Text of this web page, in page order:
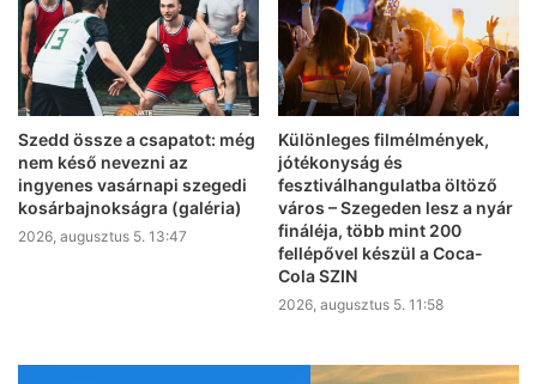
Szedd össze a csapatot: még
nem késő nevezni az
ingyenes vasárnapi szegedi
kosárbajnokságra (galéria)
2026, augusztus 5. 13:47
Különleges filmélmények,
jótékonyság és
fesztiválhangulatba öltöző
város – Szegeden lesz a nyár
fináléja, több mint 200
fellépővel készül a Coca-
Cola SZIN
2026, augusztus 5. 11:58